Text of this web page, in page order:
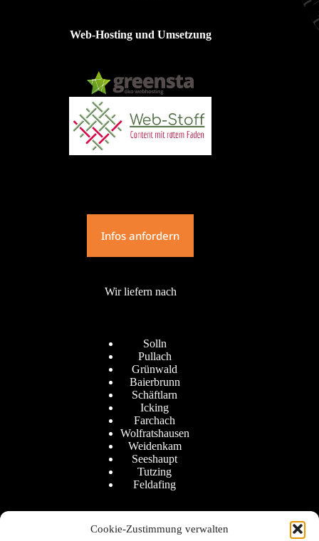
Cookie-Zustimmung verwalten
Web-Hosting und Umsetzung
Infos anfordern
Wir liefern nach
Solln
Pullach
Grünwald
Baierbrunn
Schäftlarn
Icking
Farchach
Wolfratshausen
Weidenkam
Seeshaupt
Tutzing
Feldafing